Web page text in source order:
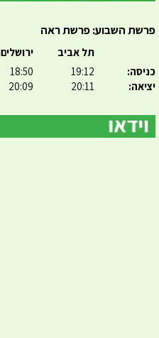
פרשת השבוע: פרשת ראה
כניסה:
יציאה:
תל אביב
19:12
20:11
ירושלים
18:50
20:09